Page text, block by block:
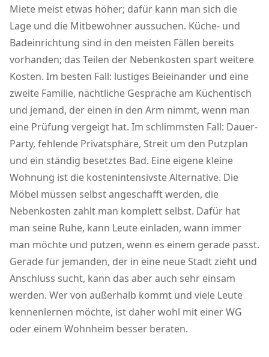
Miete meist etwas höher; dafür kann man sich die
Lage und die Mitbewohner aussuchen. Küche- und
Badeinrichtung sind in den meisten Fällen bereits
vorhanden; das Teilen der Nebenkosten spart weitere
Kosten. Im besten Fall: lustiges Beieinander und eine
zweite Familie, nächtliche Gespräche am Küchentisch
und jemand, der einen in den Arm nimmt, wenn man
eine Prüfung vergeigt hat. Im schlimmsten Fall: Dauer-
Party, fehlende Privatsphäre, Streit um den Putzplan
und ein ständig besetztes Bad. Eine eigene kleine
Wohnung ist die kostenintensivste Alternative. Die
Möbel müssen selbst angeschafft werden, die
Nebenkosten zahlt man komplett selbst. Dafür hat
man seine Ruhe, kann Leute einladen, wann immer
man möchte und putzen, wenn es einem gerade passt.
Gerade für jemanden, der in eine neue Stadt zieht und
Anschluss sucht, kann das aber auch sehr einsam
werden. Wer von außerhalb kommt und viele Leute
kennenlernen möchte, ist daher wohl mit einer WG
oder einem Wohnheim besser beraten.